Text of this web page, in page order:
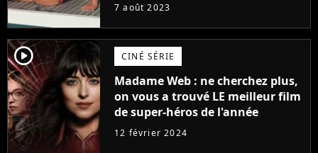
7 août 2023
player2 CINÉ SÉRIE
Madame Web : ne cherchez plus,
on vous a trouvé LE meilleur film
de super-héros de l'année
12 février 2024